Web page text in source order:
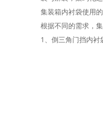
集装箱内衬袋使用
根据不同的需求，
1、倒三角门挡内衬